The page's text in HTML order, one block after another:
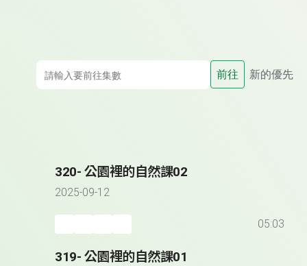
前往 新的優先
320- 公園裡的自然課02
2025-09-12
05:03
319- 公園裡的自然課01